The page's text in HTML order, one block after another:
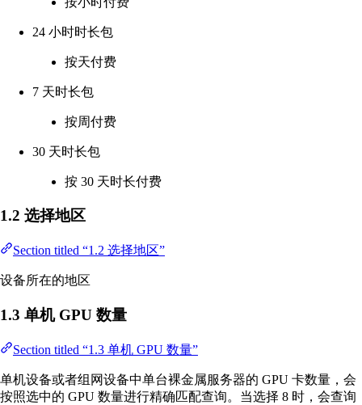
24 小时时长包
按天付费
7 天时长包
按周付费
30 天时长包
按 30 天时长付费
1.2 选择地区
Section titled “1.2 选择地区”
设备所在的地区
1.3 单机 GPU 数量
Section titled “1.3 单机 GPU 数量”
单机设备或者组网设备中单台裸金属服务器的 GPU 卡数量，会
按照选中的 GPU 数量进行精确匹配查询。当选择 8 时，会查询